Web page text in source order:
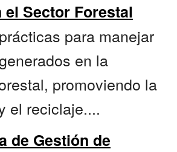
el Sector Forestal
para manejar
en la
promoviendo la
el reciclaje....
de Gestión de